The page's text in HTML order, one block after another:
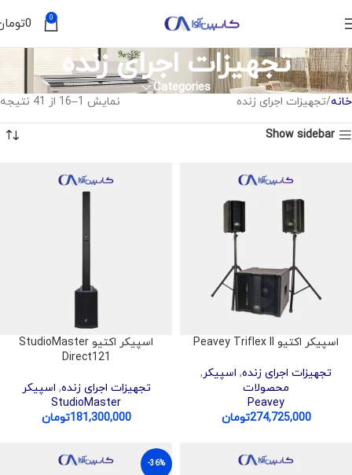
0
0
تجهیزات اجرای زنده
Categories
خانه تجهیزات اجرای زنده نمایش 1–16 از 41 نتیجه
Show sidebar
اسپیکر اکتیو Peavey Triflex II
تجهیزات اجرای زنده, اسپیکر,
محصولات
Peavey
274,725,000تومان
اسپیکر اکتیو StudioMaster
Direct121
تجهیزات اجرای زنده, اسپیکر
StudioMaster
181,300,000تومان
-36%